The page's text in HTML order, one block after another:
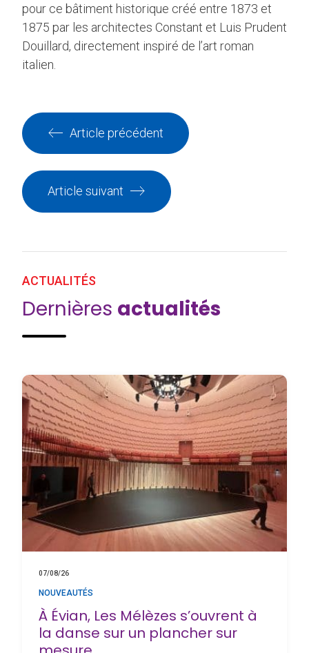
pour ce bâtiment historique créé entre 1873 et
1875 par les architectes Constant et Luis Prudent
Douillard, directement inspiré de l’art roman
italien.
Article précédent
Article suivant
ACTUALITÉS
Dernières actualités
07/08/26
NOUVEAUTÉS
À Évian, Les Mélèzes s’ouvrent à
la danse sur un plancher sur